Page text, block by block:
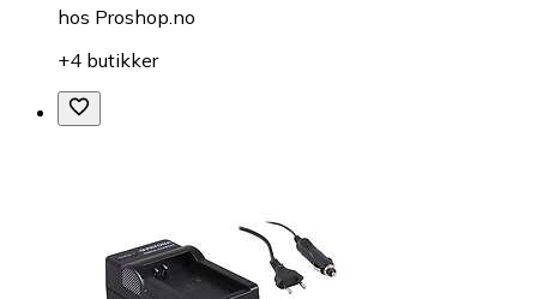
hos Proshop.no
+4 butikker